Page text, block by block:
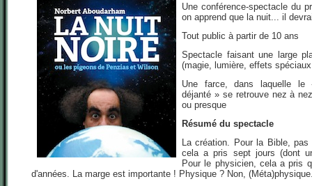
Une conférence-spectacle du
on apprend que la nuit... il
Tout public à partir de 10 ans
Spectacle faisant une large
(magie, lumière, effets
Une farce, dans laquelle le
déjanté » se retrouve nez à
ou presque
Résumé du spectacle
La création. Pour la Bible, pas
cela a pris sept jours (dont
Pour le physicien, cela a pris
d'années. La marge est importante ! Physique ? Non,